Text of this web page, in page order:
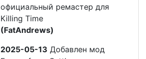
официальный ремастер для
Killing Time
(FatAndrews)
2025-05-13 Добавлен мод